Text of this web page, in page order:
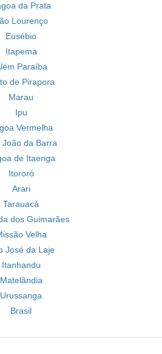
da Prata
Lourenço
Eusébio
Itapema
Paraíba
de Pirapora
Marau
Ipu
Vermelha
João da Barra
de Itaenga
Itororó
Arari
Tarauacá
dos Guimarães
Velha
José da Laje
Itanhandu
Matelândia
Urussanga
Brasil